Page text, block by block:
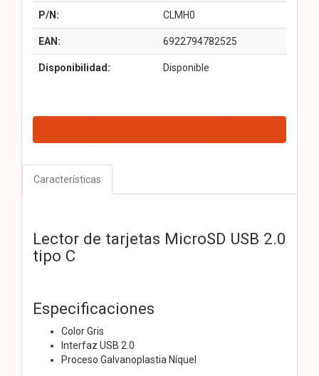
P/N: CLMH0
EAN: 6922794782525
Disponibilidad: Disponible
Características
Lector de tarjetas MicroSD USB 2.0
tipo C
Especificaciones
Color Gris
Interfaz USB 2.0
Proceso Galvanoplastia Níquel